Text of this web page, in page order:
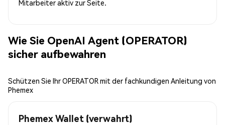
Mitarbeiter aktiv zur Seite.
Wie Sie OpenAI Agent (OPERATOR)
sicher aufbewahren
Schützen Sie Ihr OPERATOR mit der fachkundigen Anleitung von
Phemex
Phemex Wallet (verwahrt)